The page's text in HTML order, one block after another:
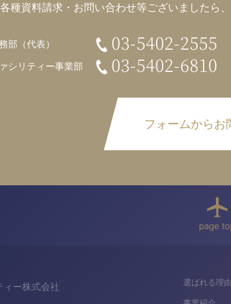
各種資料請求・お問い合わせ等ございましたら、
フォームからお
部（代表） 03-5402-2555
シリティー事業部 03-5402-6810
page
ィー株式会社 選ばれる理由